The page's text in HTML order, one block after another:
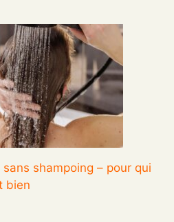
shampoing – pour qui
bien